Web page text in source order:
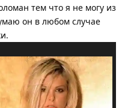
тем что я не могу из
он в любом случае